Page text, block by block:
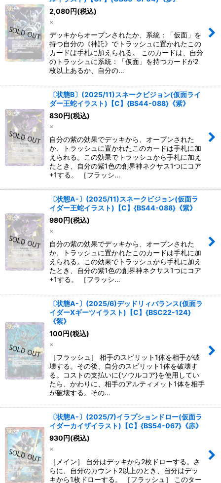
2,080 円(税込)
×
デッキからオープンされたか、系統：「仮面」を
持つ自分の《神託》でトラッシュに置かれたこの
カードは手札に加えられる。 このカードは、自分
のトラッシュに系統：「仮面」を持つカードが2
枚以上あるか、自分の…
〔状態B〕(2025/11)スネークビジョン(仮面ライ
ダー王蛇イラスト)【C】{BS44-088}《紫》
830 円(税込)
×
自分の紫の効果でデッキから、オープンされた
か、トラッシュに置かれたこのカードは手札に加
えられる。この効果でトラッシュから手札に加え
たとき、自分の紫1色の創界神ネクサス1つにコア
+1する。 ［フラッシ…
〔状態A-〕(2025/11)スネークビジョン(仮面ラ
イダー王蛇イラスト)【C】{BS44-088}《紫》
980 円(税込)
×
自分の紫の効果でデッキから、オープンされた
か、トラッシュに置かれたこのカードは手札に加
えられる。この効果でトラッシュから手札に加え
たとき、自分の紫1色の創界神ネクサス1つにコア
+1する。 ［フラッシ…
〔状態A-〕(2025/6)デッドリィバランス(仮面ラ
イダーXギーツイラスト)【C】{BSC22-124}
《紫》
100 円(税込)
×
［フラッシュ］ 相手のスピリット1体を相手が破
壊する。その後、自分のスピリット1体を破壊す
る。コストの支払いに{ソウルコア}を使用してい
たら、かわりに、相手のアルティメット1体を相手
が破壊する。その…
〔状態A-〕(2025/7)イラプションドロー(仮面ラ
イダーカイザイラスト)【C】{BS54-067}《赤》
930 円(税込)
×
［メイン］ 自分はデッキから2枚ドローする。さ
らに、自分のカウント2以上のとき、自分はデッ
キから1枚ドローする。 ［フラッシュ］ このター